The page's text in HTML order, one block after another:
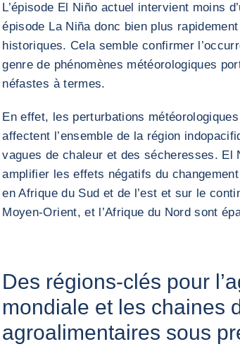
L’épisode El Niño actuel intervient moins
épisode La Niña donc bien plus
historiques. Cela semble confirmer
genre de phénomènes météorologiques
néfastes à termes.
En effet, les perturbations
affectent l’ensemble de la région
vagues de chaleur et des sécheresses. El
amplifier les effets négatifs du
en Afrique du Sud et de l’est et sur le
Moyen-Orient, et l’Afrique du Nord sont
Des régions-clés pour
mondiale et les chaines
agroalimentaires sous